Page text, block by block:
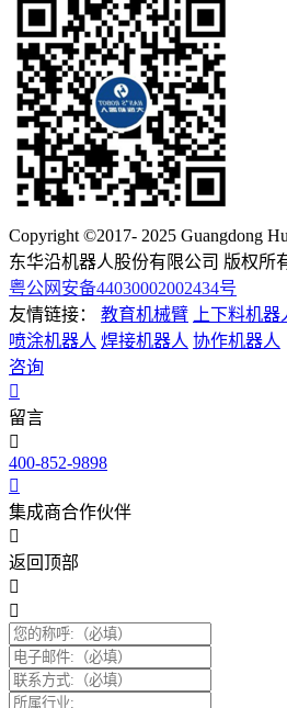
Copyright ©2017- 2025 Guangdong
东华沿机器人股份有限公司 版权所
粤公网安备44030002002434号
友情链接：
教育机械臂 上下料机器
喷涂机器人 焊接机器人 协作机器人
咨询
留言
400-852-9898
集成商合作伙伴
返回顶部